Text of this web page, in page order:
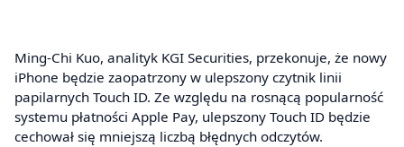
Ming-Chi Kuo, analityk KGI Securities, przekonuje, że nowy
iPhone będzie zaopatrzony w ulepszony czytnik linii
papilarnych Touch ID. Ze względu na rosnącą popularność
systemu płatności Apple Pay, ulepszony Touch ID będzie
cechował się mniejszą liczbą błędnych odczytów.